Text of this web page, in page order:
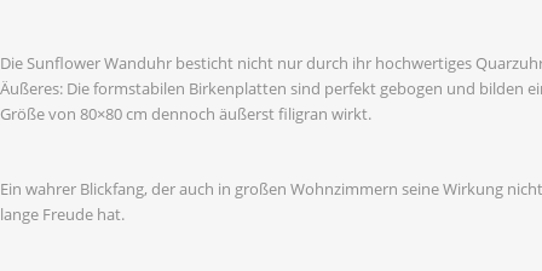
Die Sunflower Wanduhr besticht nicht nur durch ihr hochwertiges
Äußeres: Die formstabilen Birkenplatten sind perfekt gebogen und bilden
Größe von 80×80 cm dennoch äußerst filigran wirkt.
Ein wahrer Blickfang, der auch in großen Wohnzimmern seine Wirkung
lange Freude hat.